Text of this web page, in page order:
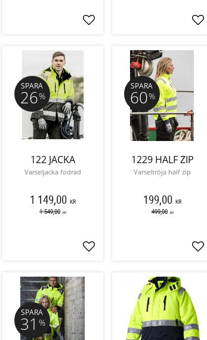
Lägg till i favoriter
122 JACKA
Varseljacka fodrad
1 149,00 KR
1 549,00 KR
SPARA
26%
Lägg till i favoriter
1229 HALF ZIP
Varseltröja half zip
199,00 KR
499,00 KR
SPARA
60%
SPARA
31 %